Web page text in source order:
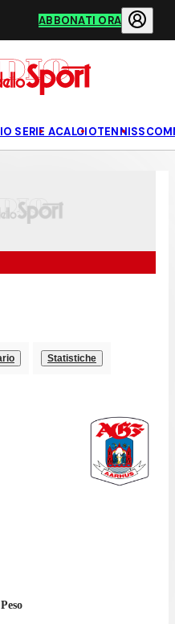
ABBONATI ORA
SERIE ACALCIOTENNIS
Statistiche
Peso